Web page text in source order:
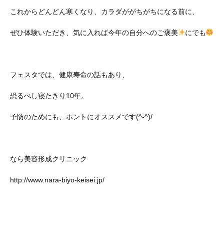
これからどんどん寒くなり、カラダががちがちになる前に、
ぜひ体験いただき、気に入れば今年の自分へのご褒美 にでも
フェスタでは、健康寿命の話もあり、
恐るべし寝たきり10年。
予防のためにも、ホントにオススメです(^-^)/
なら美容形成クリニック
http://www.nara‐biyo‐keisei.jp/